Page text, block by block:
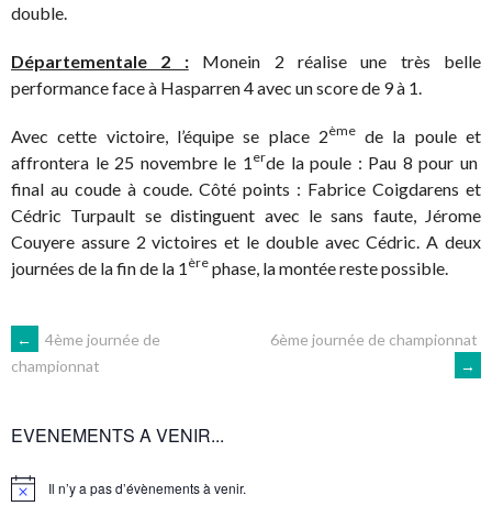
double.
Départementale 2 :Monein 2 réalise une très belle
performance face à Hasparren 4 avec un score de 9 à 1.
Avec cette victoire, l’équipe se place 2èmede la poule et
affrontera le 25 novembre le 1 erde la poule : Pau 8 pour un
final au coude à coude. Côté points : Fabrice Coigdarens et
Cédric Turpault se distinguent avec le sans faute, Jérome
Couyere assure 2 victoires et le double avec Cédric. A deux
journées de la fin de la 1 ère phase, la montée reste possible.
NAVIGATION
ARTICLES
←
4ème journée de
championnat
6ème journée de championnat
→
EVENEMENTS A VENIR...
Notice Il n’y a pas d’évènements à venir.